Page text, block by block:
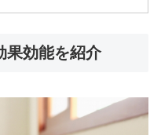
果効能を紹介